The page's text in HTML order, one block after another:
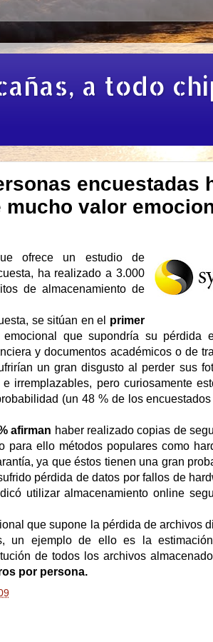
a todo
encuestadas
mucho valor
ofrece un estudio de
ha realizado a 3.000
de almacenamiento de
se sitúan en el primer
que supondría su pérdida
y documentos académicos o de
un gran disgusto al perder sus
irremplazables, pero curiosamente
(un 48 % de los
afirman haber realizado copias de
para ello métodos populares como
ya que éstos tienen una gran
pérdida de datos por fallos de
utilizar almacenamiento online
que supone la pérdida de archivos
un ejemplo de ello es la
de todos los archivos
por persona.